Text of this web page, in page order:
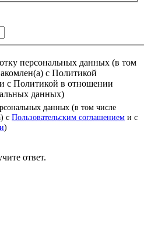
персональных данных (в том
с Политикой
с Политикой в отношении
данных)
данных (в том числе
с Пользовательским соглашением и с
)
ответ.